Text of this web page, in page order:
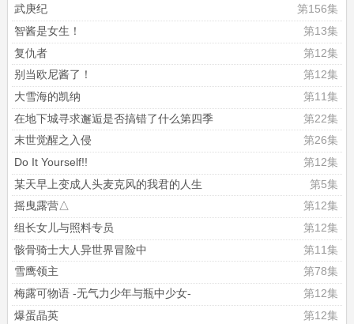
武庚纪
第156集
智酱是女生！
第13集
复仇者
第12集
别当欧尼酱了！
第12集
大雪海的凯纳
第11集
在地下城寻求邂逅是否搞错了什么第四季
第22集
末世觉醒之入侵
第26集
Do It Yourself!!
第12集
某天早上变成人头麦克风的我君的人生
第5集
摇曳露营△
第12集
组长女儿与照料专员
第12集
骸骨骑士大人异世界冒险中
第11集
雪鹰领主
第78集
梅露可物语 -无气力少年与瓶中少女-
第12集
爆蛋晶英
第12集